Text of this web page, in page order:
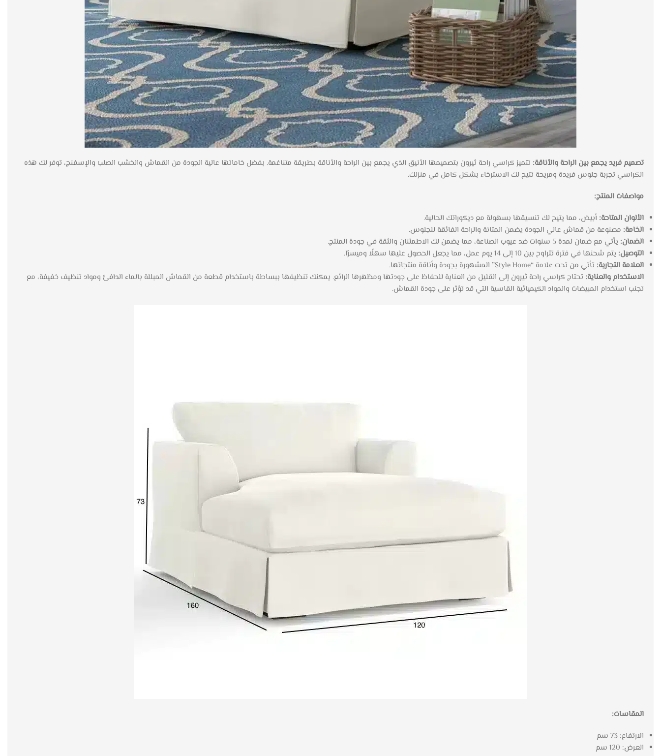
تصميم فريد يجمع بين الراحة والأناقة: تتميز كراسي راحة ثيرون بتصميمها الأنيق الذي يجمع بين الراحة والأناقة بطريقة متناغمة. بفضل خاماتها عالية الجودة من القماش والخشب الصلب والإسفنج، توفر لك هذه
الكراسي تجربة جلوس فريدة ومريحة تتيح لك الاسترخاء بشكل كامل في منزلك.
مواصفات المنتج:
الألوان المتاحة: أبيض، مما يتيح لك تنسيقها بسهولة مع ديكوراتك الحالية.
الخامة: مصنوعة من قماش عالي الجودة يضمن المتانة والراحة الفائقة للجلوس.
الضمان: يأتي مع ضمان لمدة 5 سنوات ضد عيوب الصناعة، مما يضمن لك الاطمئنان والثقة في جودة المنتج.
التوصيل: يتم شحنها في فترة تتراوح بين 10 إلى 14 يوم عمل، مما يجعل الحصول عليها سهلًا وميسرًا.
العلامة التجارية: تأتي من تحت علامة “Style Home” المشهورة بجودة وأناقة منتجاتها.
الاستخدام والعناية: تحتاج كراسي راحة ثيرون إلى القليل من العناية للحفاظ على جودتها ومظهرها الرائع. يمكنك تنظيفها ببساطة باستخدام قطعة من القماش المبللة بالماء الدافئ ومواد تنظيف خفيفة، مع
تجنب استخدام المبيضات والمواد الكيميائية القاسية التي قد تؤثر على جودة القماش.
المقاسات:
الارتفاع: 73 سم
العرض: 120 سم